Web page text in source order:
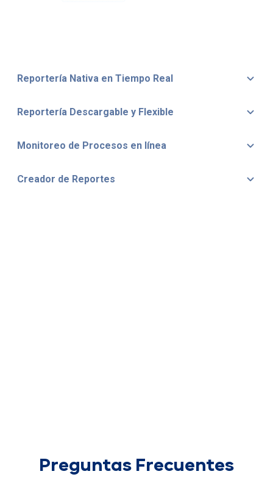
Reportería Nativa en Tiempo Real
Reportería Descargable y Flexible
Monitoreo de Procesos en línea
Creador de Reportes
Preguntas Frecuentes